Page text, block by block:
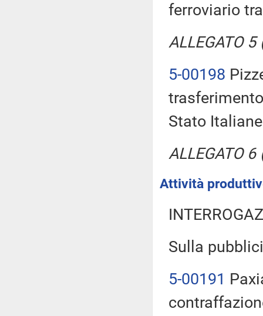
ferroviario
ALLEGATO
5-00198
Stato
ALLEGATO
Attività
Sulla
5-00191